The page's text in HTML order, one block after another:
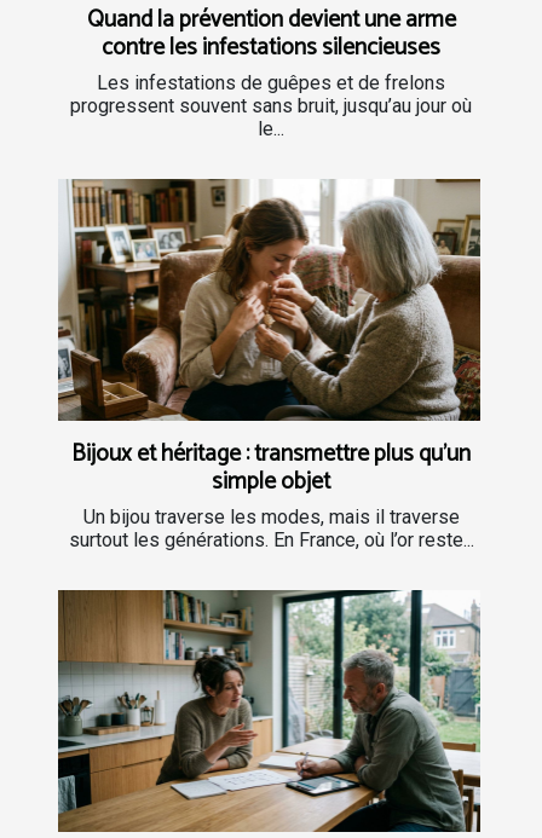
Quand la prévention devient une arme
contre les infestations silencieuses
Les infestations de guêpes et de frelons
progressent souvent sans bruit, jusqu’au jour où
le...
Bijoux et héritage : transmettre plus qu’un
simple objet
Un bijou traverse les modes, mais il traverse
surtout les générations. En France, où l’or reste...